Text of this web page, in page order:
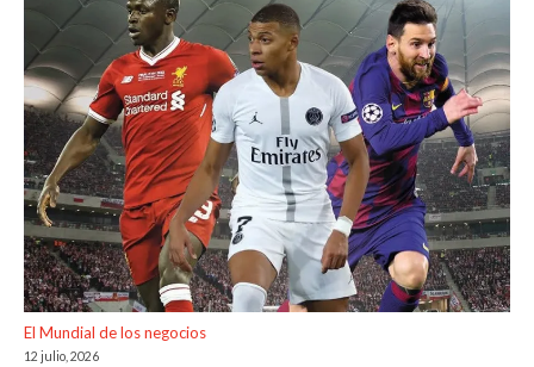
El Mundial de los negocios
12 julio, 2026